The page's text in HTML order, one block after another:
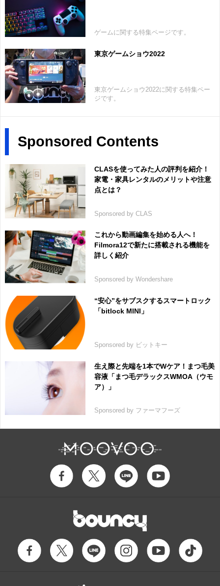
ゲームに関する特集ページです。
東京ゲームショウ2022
東京ゲームショウ2022に関する特集ペー
ジです。
Sponsored Contents
CLASを使ってみた人の評判を紹介！
家電・家具レンタルのメリットや注意
点とは？
Sponsored by CLAS
これから動画編集を始める人へ！
Filmora12で新たに搭載される機能を
詳しく紹介
Sponsored by Wondershare
“安心”をサブスクするスマートロック
「bitlock MINI」
Sponsored by ビットキー
生え際と先端を1本でWケア！まつ毛美
容液「まつ毛デラックスWMOA（ウモ
ア）」
Sponsored by ファーマフーズ